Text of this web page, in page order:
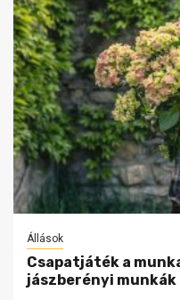
Állások
Csapatjáték a
jászberényi